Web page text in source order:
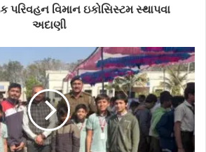
પરિવહન વિમાન ઇકોસિસ્ટમ સ્થાપવા
અદાણી